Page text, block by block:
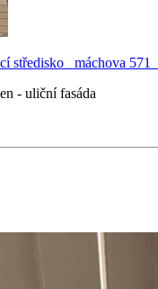
středisko_ máchova
- uliční fasáda